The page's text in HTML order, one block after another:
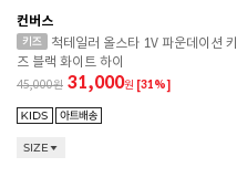
컨버스
척테일러 올스타 1V 파운데이션 키
즈 블랙 화이트 하이
45,000 31,000원 [31%]
SIZE